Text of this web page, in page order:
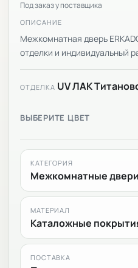
Под заказ у поставщика
ОПИСАНИЕ
Межкомнатная дверь
отделки и индивидуальный
ОТДЕЛКА UV ЛАК
ВЫБЕРИТЕ ЦВЕТ
КАТЕГОРИЯ
Межкомнатные двери
МАТЕРИАЛ
Каталожные
ПОСТАВКА